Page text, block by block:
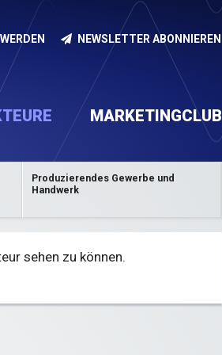
NEWSLETTER ABONNIEREN
MARKETINGCLUB
Nachwuchsförderung
Kontakt
Produzierendes Gewerbe und
Handwerk
sehen zu können.